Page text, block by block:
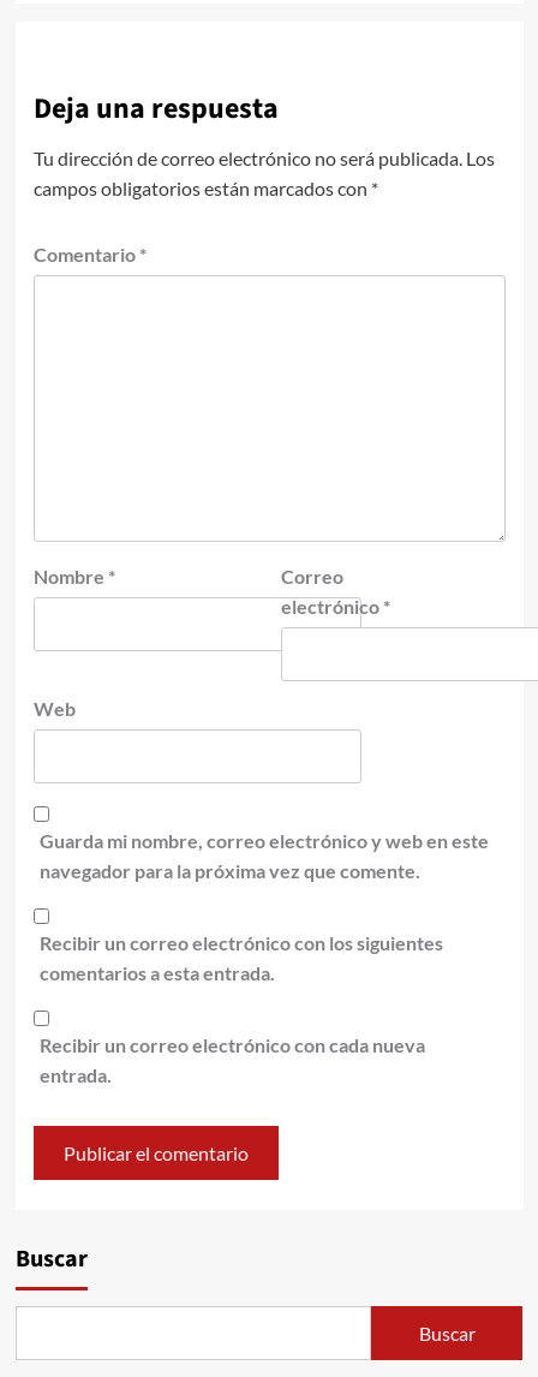
Deja una respuesta
Tu dirección de correo electrónico no será publicada. Los
campos obligatorios están marcados con *
Comentario *
Nombre *
Correo
electrónico *
Web
Guarda mi nombre, correo electrónico y web en este
navegador para la próxima vez que comente.
Recibir un correo electrónico con los siguientes
comentarios a esta entrada.
Recibir un correo electrónico con cada nueva
entrada.
Buscar
Buscar